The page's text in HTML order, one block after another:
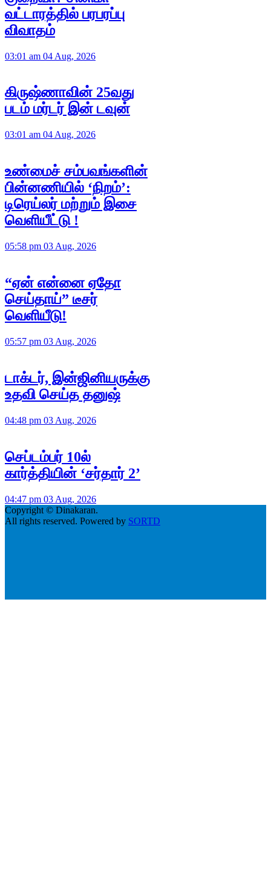
வட்டாரத்தில் பரபரப்பு
விவாதம்
03:01 am 04 Aug, 2026
கிருஷ்ணாவின் 25வது
படம் மர்டர் இன் டவுன்
03:01 am 04 Aug, 2026
உண்மைச் சம்பவங்களின்
பின்னணியில் ‘நிறம்’:
டிரெய்லர் மற்றும் இசை
வெளியீட்டு !
05:58 pm 03 Aug, 2026
“ஏன் என்னை ஏதோ
செய்தாய்” டீசர்
வெளியீடு!
05:57 pm 03 Aug, 2026
டாக்டர், இன்ஜினியருக்கு
உதவி செய்த தனுஷ்
04:48 pm 03 Aug, 2026
செப்டம்பர் 10ல்
கார்த்தியின் ‘சர்தார் 2’
04:47 pm 03 Aug, 2026
Copyright © Dinakaran.
All rights reserved. Powered by SORTD